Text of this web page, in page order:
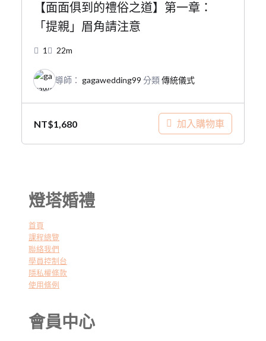
【面面俱到的禮俗之道】第一章：
「提親」眉角請注意
1 22m
導師： gagawedding99 分類傳統儀式
NT$1,680 加入購物車
燈塔婚禮
首頁
課程總覽
聯絡我們
學員控制台
隱私權條款
使用條例
會員中心